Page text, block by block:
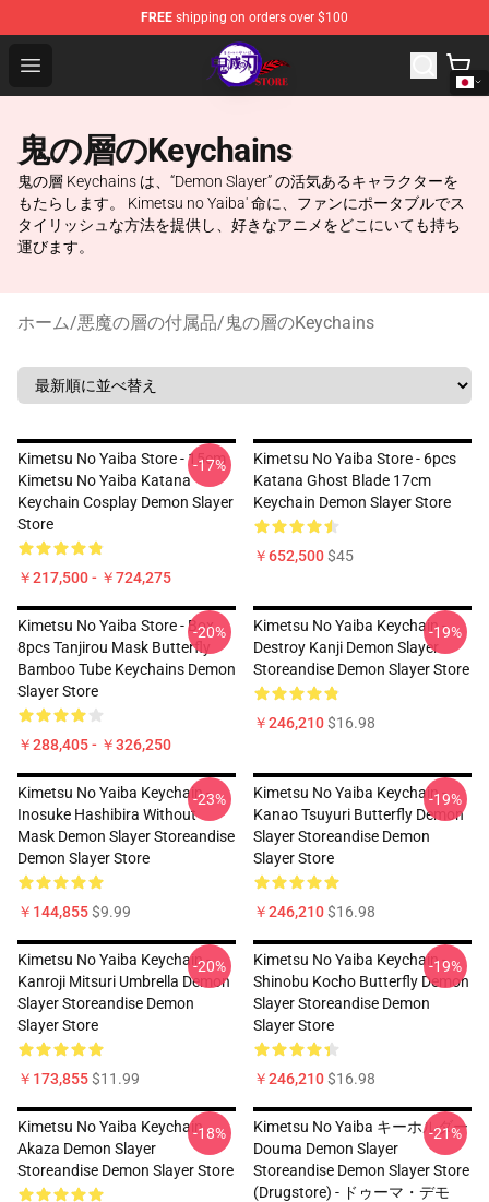
FREE shipping on orders over $100
Open menu
Kimetsu no Yaiba Store - Official Kimetsu no Yaiba
鬼の層のKeychains
鬼の層 Keychains は、“Demon Slayer” の活気あるキャラクターを
もたらします。 Kimetsu no Yaiba' 命に、ファンにポータブルでス
タイリッシュな方法を提供し、好きなアニメをどこにいても持ち
運びます。
ホーム/悪魔の層の付属品/鬼の層のKeychains
Kimetsu No Yaiba Store - 15cm
Kimetsu No Yaiba Katana
Keychain Cosplay Demon Slayer
Store
￥217,500 - ￥724,275
-17%
Kimetsu No Yaiba Store - 6pcs
Katana Ghost Blade 17cm
Keychain Demon Slayer Store
￥652,500$45
Kimetsu No Yaiba Store - Box
8pcs Tanjirou Mask Butterfly
Bamboo Tube Keychains Demon
Slayer Store
￥288,405 - ￥326,250
-20%
Kimetsu No Yaiba Keychain -
Destroy Kanji Demon Slayer
Storeandise Demon Slayer Store
￥246,210$16.98
-19%
Kimetsu No Yaiba Keychain -
Inosuke Hashibira Without
Mask Demon Slayer Storeandise
Demon Slayer Store
￥144,855$9.99
-23%
Kimetsu No Yaiba Keychain -
Kanao Tsuyuri Butterfly Demon
Slayer Storeandise Demon
Slayer Store
￥246,210$16.98
-19%
Kimetsu No Yaiba Keychain -
Kanroji Mitsuri Umbrella Demon
Slayer Storeandise Demon
Slayer Store
￥173,855$11.99
-20%
Kimetsu No Yaiba Keychain -
Shinobu Kocho Butterfly Demon
Slayer Storeandise Demon
Slayer Store
￥246,210$16.98
-19%
Kimetsu No Yaiba Keychain
Akaza Demon Slayer
Storeandise Demon Slayer Store
-18%
Kimetsu No Yaiba キーホルダー
Douma Demon Slayer
Storeandise Demon Slayer Store
(Drugstore) - ドゥーマ・デモ
-21%